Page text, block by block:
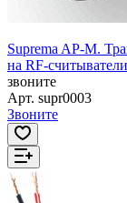
Suprema AP-M.
на RF-
звоните
Арт. supr0003
Звоните